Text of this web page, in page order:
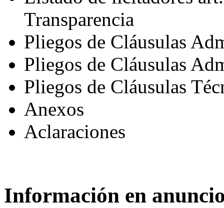
Transparencia
Pliegos de Cláusulas
Pliegos de Cláusulas
Pliegos de Cláusulas
Anexos
Aclaraciones
Información en